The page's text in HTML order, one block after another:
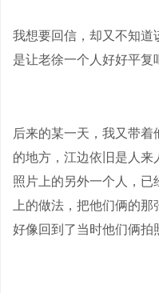
我想要回信，却又不知
是让老徐一个人好好平复
后来的某一天，我又带
的地方，江边依旧是人
照片上的另外一个人，
上的做法，把他们俩的
好像回到了当时他们俩拍